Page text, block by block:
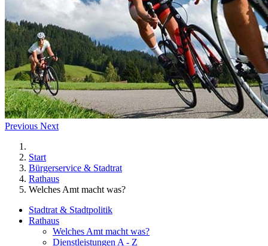
Previous Next
Start
Bürgerservice & Stadtrat
Rathaus
Welches Amt macht was?
Stadtrat & Stadtpolitik
Rathaus
Welches Amt macht was?
Dienstleistungen A - Z